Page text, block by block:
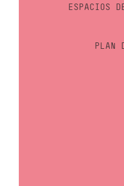
ESPACIOS
PLAN